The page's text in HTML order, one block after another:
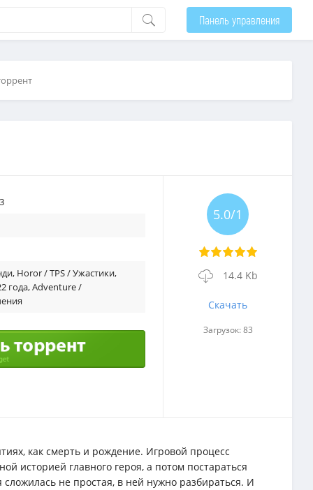
Панель управления
, Horor / TPS / Ужастики,
года,Adventure /
5.0/1
14.4 Kb
Скачать
Загрузок: 83
как смерть и рождение. Игровой процесс
историей главного героя, а потом постараться
не простая, в ней нужно разбираться. И